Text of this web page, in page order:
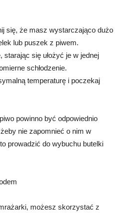
się, że masz wystarczająco dużo
lub puszek z piwem.
się ułożyć je w jednej
schłodzenie.
temperaturę i poczekaj
powinno być odpowiednio
nie zapomnieć o nim w
prowadzić do wybuchu butelki
możesz skorzystać z